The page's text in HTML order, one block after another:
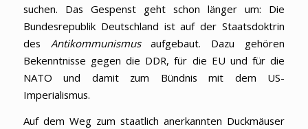
suchen. Das Gespenst geht schon länger um: Die
Bundesrepublik Deutschland ist auf der Staatsdoktrin
des Antikommunismusaufgebaut. Dazu gehören
Bekenntnisse gegen die DDR, für die EU und für die
NATO und damit zum Bündnis mit dem US-
Imperialismus.
Auf dem Weg zum staatlich anerkannten Duckmäuser